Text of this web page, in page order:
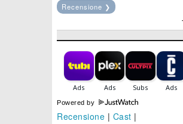
Recensione ❯
Powered by
Recensione | Cast |